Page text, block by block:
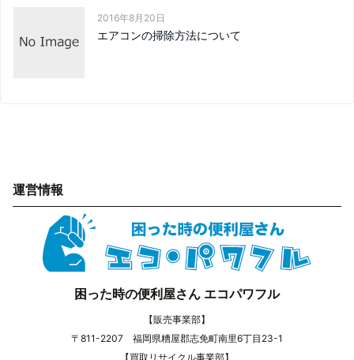
2016年8月20日
エアコンの掃除方法について
運営情報
困った時の便利屋さん エコパワフル
【販売事業部】
〒811-2207 福岡県糟屋郡志免町南里6丁目23-1
【買取リサイクル事業部】